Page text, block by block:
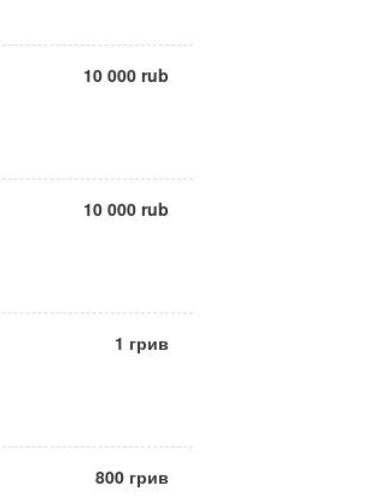
10 000 rub
10 000 rub
1 грив
800 грив